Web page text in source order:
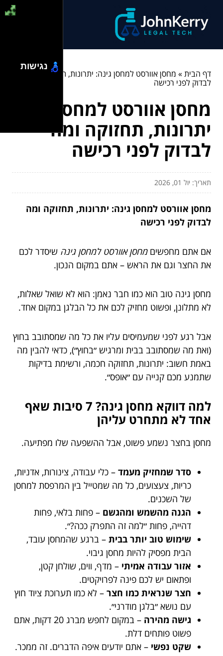
דף הבית» מחסן אוורסט למחסן גינה: יתרונות, תחזוקה ומה
לבדוק לפני רכישה
מחסן אוורסט למחסן גינה:
יתרונות, תחזוקה ומה
לבדוק לפני רכישה
תאריך: יול 01, 2026
מחסן אוורסט למחסן גינה: יתרונות, תחזוקה ומה
לבדוק לפני רכישה
אם אתם מחפשיםמחסן אוורסט למחסן גינה שיסדר לכם
את החצר וגם את הראש – אתם במקום הנכון.
מחסן גינה טוב הוא כמו חבר נאמן: הוא לא שואל שאלות,
לא מתלונן, ופשוט מחזיק לכם את כל הבלגן במקום אחד.
אבל רגע לפני שמעמיסים עליו את כל מה שמסתובב בחוץ
(ואת מה שמסתובב בבית ומרגיש ״בחוץ״), כדאי להבין מה
באמת חשוב: יתרונות, תחזוקה חכמה, ורשימת בדיקות
שתמנע מכם קנייה עם ״אופס״.
למה דווקא מחסן גינה? 7 סיבות שאף
אחד לא מתחרט עליהן
מחסן בחצר נשמע פשוט, אבל ההשפעה שלו מפתיעה.
סדר שמחזיק מעמד – כלי עבודה, צינורות, אדניות,
כריות, צעצועים, כל מה שמטייל בין המרפסת למחסן
של השכנים.
הגנה מהשמש ומהגשם – פחות בלאי, פחות
דהייה, פחות ״למה זה התפרק ככה?״.
שימוש טוב יותר בבית – ברגע שהמחסן עובד,
הבית מפסיק להיות מחסן גיבוי.
אזור עבודה אמיתי – מדף, ווים, שולחן קטן,
ופתאום יש לכם פינה לפרויקטים.
חצר שנראית כמו חצר – לא כמו תערוכת ציוד חוץ
עם נושא ״בלגן מודרני״.
גישה מהירה
– במקום לחפש מברג 20 דקות, אתם
פשוט פותחים דלת.
שקט נפשי – אתם יודעים איפה הדברים. זה ממכר.
נגישות